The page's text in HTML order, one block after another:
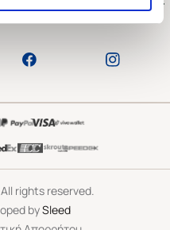
rights reserved.
bySleed